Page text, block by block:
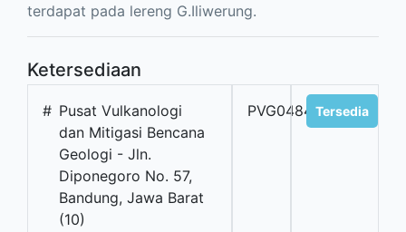
terdapat pada lereng G.Iliwerung.
Ketersediaan
# Pusat Vulkanologi
dan Mitigasi Bencana
Geologi - Jln.
Diponegoro No. 57,
Bandung, Jawa Barat
(10)
PVG04845Tersedia